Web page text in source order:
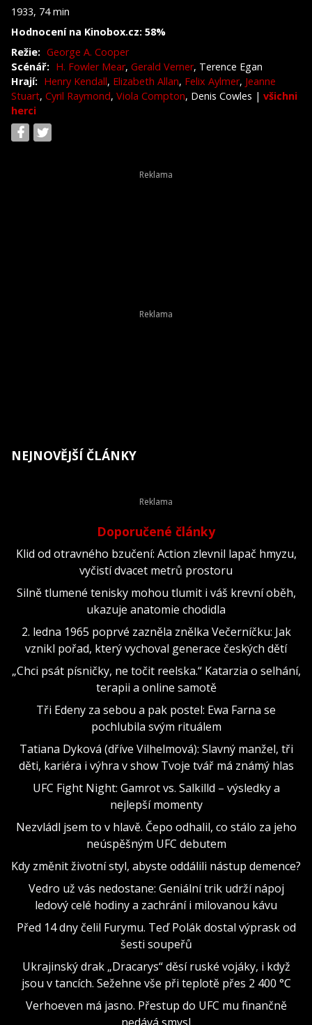
1933, 74 min
Hodnocení na Kinobox.cz: 58%
Režie: George A. Cooper
Scénář: H. Fowler Mear, Gerald Verner, Terence Egan
Hrají: Henry Kendall, Elizabeth Allan, Felix Aylmer, Jeanne
Stuart, Cyril Raymond, Viola Compton, Denis Cowles | všichni
herci
NEJNOVĚJŠÍ ČLÁNKY
Doporučené články
Klid od otravného bzučení: Action zlevnil lapač hmyzu,
vyčistí dvacet metrů prostoru
Silně tlumené tenisky mohou tlumit i váš krevní oběh,
ukazuje anatomie chodidla
2. ledna 1965 poprvé zazněla znělka Večerníčku: Jak
vznikl pořad, který vychoval generace českých dětí
„Chci psát písničky, ne točit reelska.“ Katarzia o selhání,
terapii a online samotě
Tři Edeny za sebou a pak postel: Ewa Farna se
pochlubila svým rituálem
Tatiana Dyková (dříve Vilhelmová): Slavný manžel, tři
děti, kariéra i výhra v show Tvoje tvář má známý hlas
UFC Fight Night: Gamrot vs. Salkilld – výsledky a
nejlepší momenty
Nezvládl jsem to v hlavě. Čepo odhalil, co stálo za jeho
neúspěšným UFC debutem
Kdy změnit životní styl, abyste oddálili nástup demence?
Vedro už vás nedostane: Geniální trik udrží nápoj
ledový celé hodiny a zachrání i milovanou kávu
Před 14 dny čelil Furymu. Teď Polák dostal výprask od
šesti soupeřů
Ukrajinský drak „Dracarys“ děsí ruské vojáky, i když
jsou v tancích. Sežehne vše při teplotě přes 2 400 °C
Verhoeven má jasno. Přestup do UFC mu finančně